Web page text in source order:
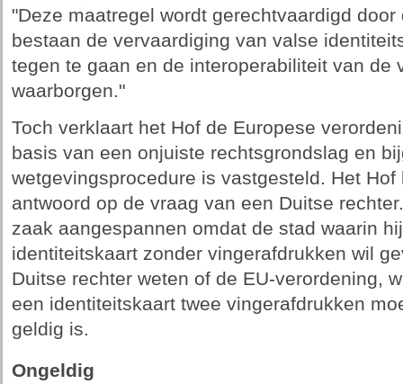
"Deze maatregel wordt gerechtvaardigd
bestaan de vervaardiging van valse
tegen te gaan en de interoperabiliteit van de
waarborgen."
Toch verklaart het Hof de Europese
basis van een onjuiste rechtsgrondslag en
wetgevingsprocedure is vastgesteld. Het
antwoord op de vraag van een Duitse
zaak aangespannen omdat de stad waarin
identiteitskaart zonder vingerafdrukken wil
Duitse rechter weten of de EU-verordening,
een identiteitskaart twee vingerafdrukken
geldig is.
Ongeldig